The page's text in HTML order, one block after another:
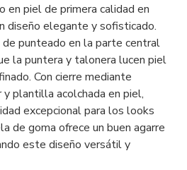
en piel de primera calidad en
diseño elegante y sofisticado.
punteado en la parte central
la puntera y talonera lucen piel
Con cierre mediante
plantilla acolchada en piel,
excepcional para los looks
de goma ofrece un buen agarre
este diseño versátil y